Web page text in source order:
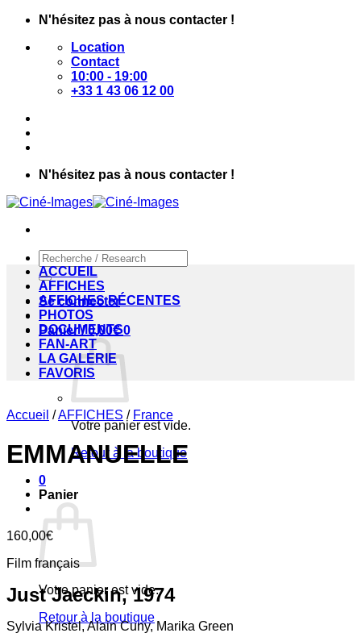
Passer
contenu
N'hésitez pas à nous contacter !
Location
Contact
10:00 - 19:00
+33 1 43 06 12 00
N'hésitez pas à nous contacter !
Recherche
pour :
Se connecter
Panier /0,00€ 0
Votre panier est vide.
Retour à la boutique
0
Panier
Votre panier est vide.
Retour à la boutique
ACCUEIL
AFFICHES
AFFICHES RÉCENTES
PHOTOS
DOCUMENTS
FAN-ART
LA GALERIE
FAVORIS
Accueil /AFFICHES / France
EMMANUELLE
160,00€
Film français
Just Jaeckin, 1974
Sylvia Kristel, Alain Cuny, Marika Green